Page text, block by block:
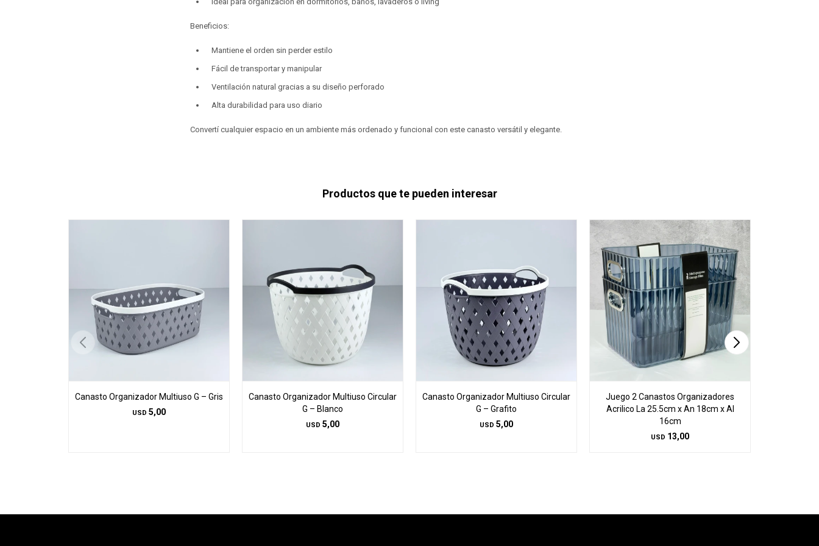
Beneficios:
Mantiene el orden sin perder estilo
Fácil de transportar y manipular
Ventilación natural gracias a su diseño perforado
Alta durabilidad para uso diario
Convertí cualquier espacio en un ambiente más ordenado y funcional con este canasto versátil y elegante.
Productos que te pueden interesar
Canasto Organizador Multiuso G – Gris
USD 5,00
Canasto Organizador Multiuso Circular
G – Blanco
USD 5,00
Canasto Organizador Multiuso Circular
G – Grafito
USD 5,00
Juego 2 Canastos Organizadores
Acrilico La 25.5cm x An 18cm x Al
16cm
USD 13,00